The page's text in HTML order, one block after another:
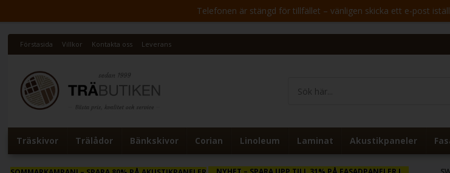
Telefonen är stängd för tillfället – vänligen skicka ett e-post
Förstasida Villkor Kontakta oss Leverans
Träskivor Trälådor Bänkskivor Corian Linoleum Laminat Akustikpaneler